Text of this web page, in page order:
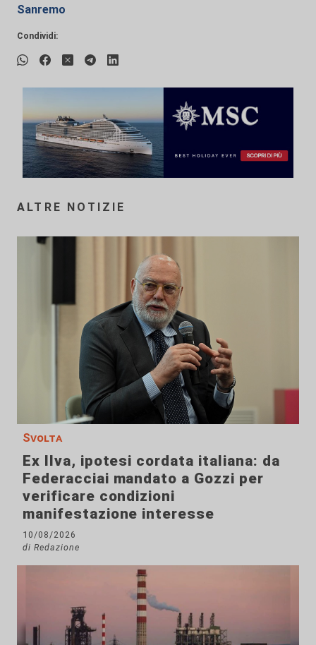
Sanremo
Condividi:
ALTRE NOTIZIE
Svolta
Ex Ilva, ipotesi cordata italiana: da
Federacciai mandato a Gozzi per
verificare condizioni
manifestazione interesse
10/08/2026
di Redazione